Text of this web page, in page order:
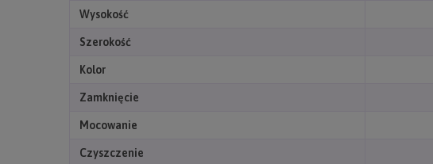
Wysokość
Szerokość
Kolor
Zamknięcie
Mocowanie
Czyszczenie